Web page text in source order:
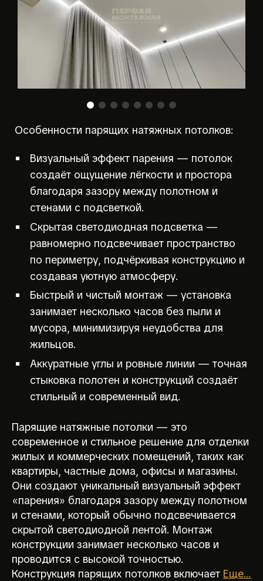
Особенности парящих натяжных потолков:
Визуальный эффект парения — потолок
создаёт ощущение лёгкости и простора
благодаря зазору между полотном и
стенами с подсветкой.
Скрытая светодиодная подсветка —
равномерно подсвечивает пространство
по периметру, подчёркивая конструкцию и
создавая уютную атмосферу.
Быстрый и чистый монтаж — установка
занимает несколько часов без пыли и
мусора, минимизируя неудобства для
жильцов.
Аккуратные углы и ровные линии — точная
стыковка полотен и конструкций создаёт
стильный и современный вид.
Парящие натяжные потолки — это
современное и стильное решение для отделки
жилых и коммерческих помещений, таких как
квартиры, частные дома, офисы и магазины.
Они создают уникальный визуальный эффект
«парения» благодаря зазору между полотном
и стенами, который обычно подсвечивается
скрытой светодиодной лентой. Монтаж
конструкции занимает несколько часов и
проводится с высокой точностью.
Конструкция парящих потолков включает Еще...